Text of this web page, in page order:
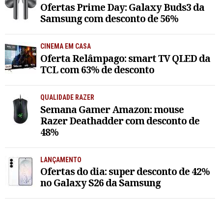
Ofertas Prime Day: Galaxy Buds3 da
Samsung com desconto de 56%
CINEMA EM CASA
Oferta Relâmpago: smart TV QLED da
TCL com 63% de desconto
QUALIDADE RAZER
Semana Gamer Amazon: mouse
Razer Deathadder com desconto de
48%
LANÇAMENTO
Ofertas do dia: super desconto de 42%
no Galaxy S26 da Samsung